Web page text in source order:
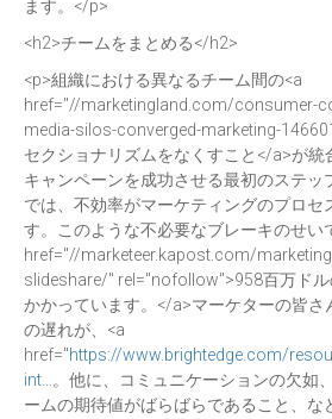
ます。</p>
<h2>チームをまとめる</h2>
<p>組織における異なるチーム間の<a
href="//marketingland.com/consumer-
media-silos-converged-marketing-
セクショナリズムをなくすこと</a>が統
キャンペーンを成功させる最初のステッ
では、不効率がマーケティングのプロセ
す。このような不必要なブレーキのせい
href="//marketeer.kapost.com/
slideshare/" rel="nofollow">958百万ド
かかっています。</a>マーケターの皆さ
の遅れが、<a
href="https://www.brightedge.com/
int…
。他に、コミュニケーションの欠如
ームの期待値がばらばらであること、な